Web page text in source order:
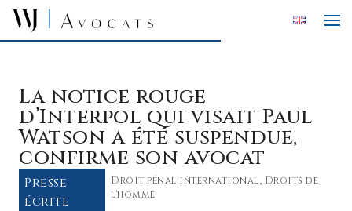
Skip to main content
La notice rouge
d’Interpol qui visait Paul
Watson a été suspendue,
confirme son avocat
Presse
écrite
Droit pénal international, Droits de
l'homme